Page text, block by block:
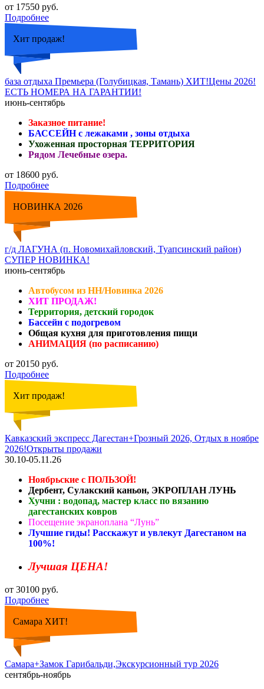
от 17550 руб.
Подробнее
Хит продаж!
база отдыха Премьера (Голубицкая, Тамань) ХИТ!Цены 2026!
ЕСТЬ НОМЕРА НА ГАРАНТИИ!
июнь-сентябрь
Заказное питание!
БАССЕЙН с лежаками , зоны отдыха
Ухоженная просторная ТЕРРИТОРИЯ
Рядом Лечебные озера.
от 18600 руб.
Подробнее
НОВИНКА 2026
г/д ЛАГУНА (п. Новомихайловский, Туапсинский район)
СУПЕР НОВИНКА!
июнь-сентябрь
Автобусом из НН/Новинка 2026
ХИТ ПРОДАЖ!
Территория, детский городок
Бассейн с подогревом
Общая кухня для приготовления пищи
АНИМАЦИЯ (по расписанию)
от 20150 руб.
Подробнее
Хит продаж!
Кавказский экспресс Дагестан+Грозный 2026, Отдых в ноябре
2026!Открыты продажи
30.10-05.11.26
Ноябрьские с ПОЛЬЗОЙ!
Дербент, Сулакский каньон, ЭКРОПЛАН ЛУНЬ
Хучни : водопад, мастер класс по вязанию
дагестанских ковров
Посещение экраноплана “Лунь”
Лучшие гиды! Расскажут и увлекут Дагестаном на
100%!
Лучшая ЦЕНА!
от 30100 руб.
Подробнее
Самара ХИТ!
Самара+Замок Гарибальди,Экскурсионный тур 2026
сентябрь-ноябрь